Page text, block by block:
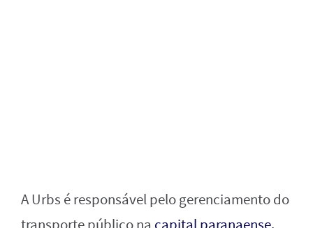
A Urbs é responsável pelo gerenciamento do